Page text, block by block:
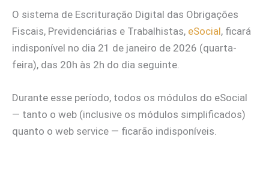
O sistema de Escrituração Digital das Obrigações
Fiscais, Previdenciárias e Trabalhistas, eSocial, ficará
indisponível no dia 21 de janeiro de 2026 (quarta-
feira), das 20h às 2h do dia seguinte.
Durante esse período, todos os módulos do eSocial
— tanto o web (inclusive os módulos simplificados)
quanto o web service — ficarão indisponíveis.